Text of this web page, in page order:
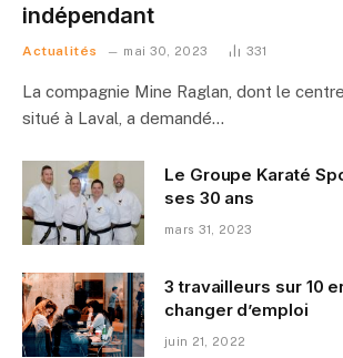
indépendant
Actualités mai 30, 2023 331
La compagnie Mine Raglan, dont le
situé à Laval, a demandé…
Le Groupe Karaté
ses 30 ans
mars 31, 2023
3 travailleurs sur 10
changer d’emploi
juin 21, 2022